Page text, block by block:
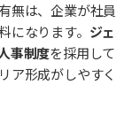
無は、企業が社員
になります。 ジェ
事制度を採用して
ア形成がしやすく